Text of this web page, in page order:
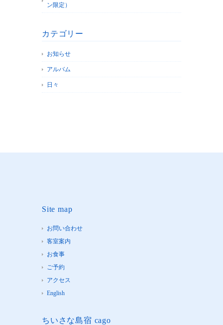
ン限定）
カテゴリー
お知らせ
アルバム
日々
Site map
お問い合わせ
客室案内
お食事
ご予約
アクセス
English
ちいさな島宿 cago